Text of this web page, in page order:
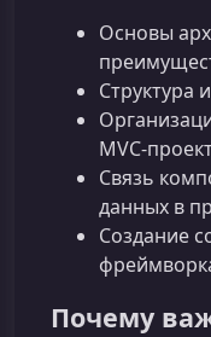
Основы
Структура
Связь
данных в
Создание
Почему